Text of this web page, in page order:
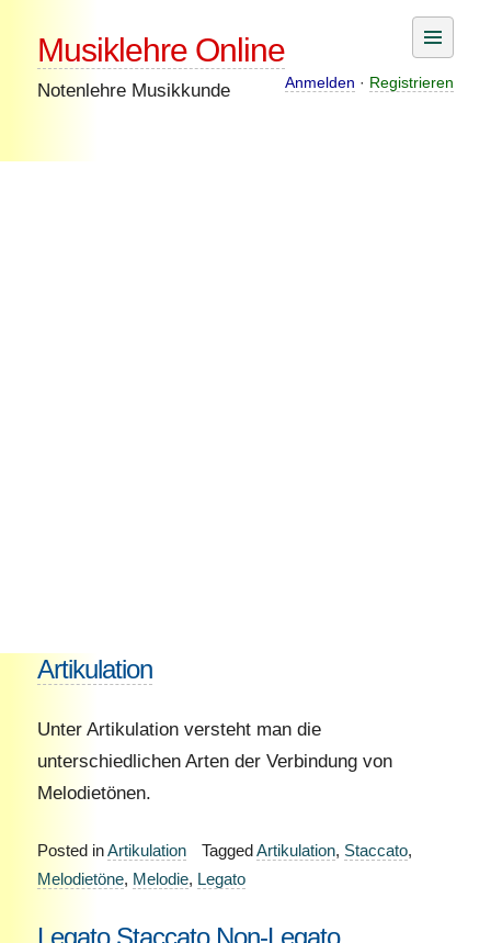
content
Musiklehre Online
Notenlehre Musikkunde Anmelden · Registrieren
Artikulation
Unter Artikulation versteht man die
unterschiedlichen Arten der Verbindung von
Melodietönen.
Posted inArtikulation TaggedArtikulation, Staccato,
Melodietöne, Melodie, Legato
Legato Staccato Non-Legato